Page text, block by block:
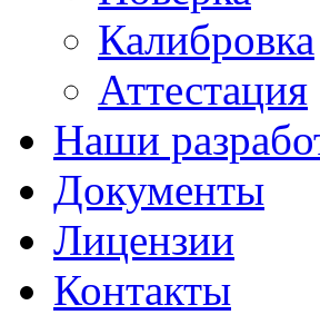
Калибровка
Аттестация
Наши
Документы
Лицензии
Контакты